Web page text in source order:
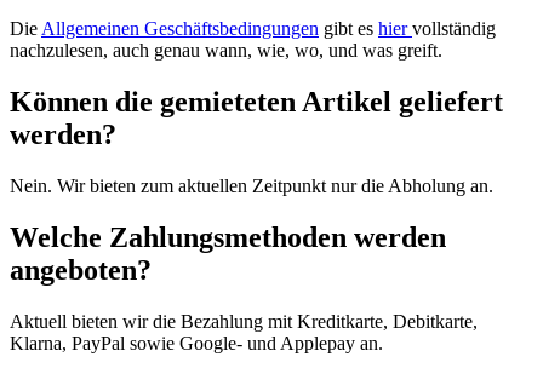
Die Allgemeinen Geschäftsbedingungen gibt es hiervollständig
nachzulesen, auch genau wann, wie, wo, und was greift.
Können die gemieteten Artikel geliefert
werden?
Nein. Wir bieten zum aktuellen Zeitpunkt nur die Abholung an.
Welche Zahlungsmethoden werden
angeboten?
Aktuell bieten wir die Bezahlung mit Kreditkarte, Debitkarte,
Klarna, PayPal sowie Google- und Applepay an.